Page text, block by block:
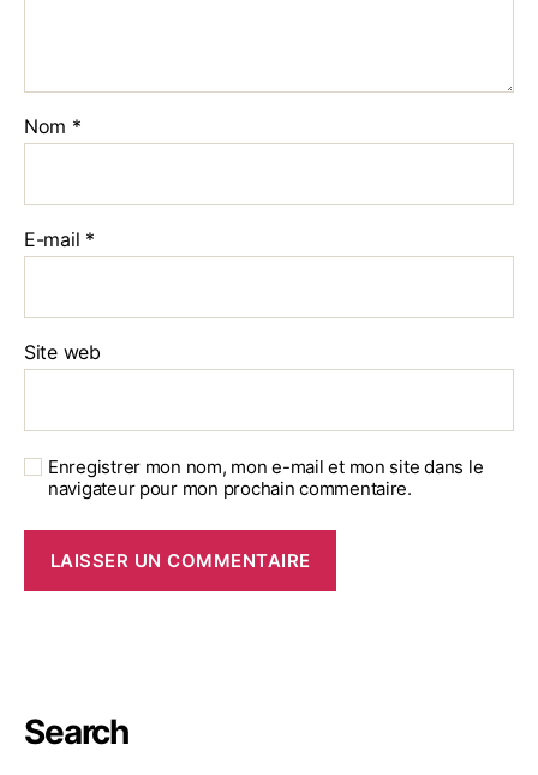
Nom *
E-mail *
Site web
Enregistrer mon nom, mon e-mail et mon site dans le
navigateur pour mon prochain commentaire.
Search